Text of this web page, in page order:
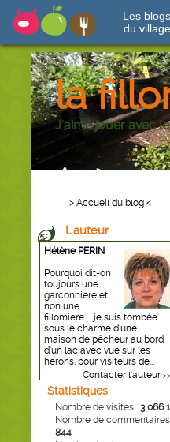
Les blogs
du village
la
J'aime jouer avec
> Accueil du blog <
L'auteur
Hélène PERIN
Pourquoi dit-on
toujours une
garconniere et
non une
fillomiere ... je suis tombée
sous le charme d'une
maison de pêcheur au bord
d'un lac avec vue sur les
hérons, pour visiteurs de...
Contacter l'auteur >>
Statistiques
Nombre de visites : 3 066
Nombre de
844